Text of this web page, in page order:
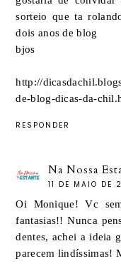
sorteio que ta
dois anos de blog
bjos
http://
de-blog-dicas-da-
RESPONDER
Na Nossa
11 DE MAIO DE
Oi Monique! Vc
fantasias!! Nunca
dentes, achei a ideia
parecem lindíssimas!